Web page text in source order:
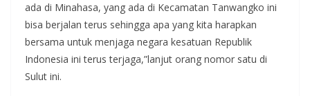
ada di Minahasa, yang ada di Kecamatan Tanwangko ini
bisa berjalan terus sehingga apa yang kita harapkan
bersama untuk menjaga negara kesatuan Republik
Indonesia ini terus terjaga,”lanjut orang nomor satu di
Sulut ini.